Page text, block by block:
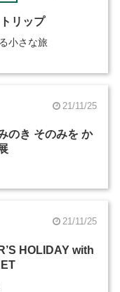
リップ
小さな旅
21/11/25
のき そのみを か
21/11/25
HOLIDAY with